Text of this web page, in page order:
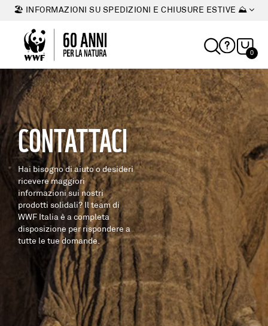
🏖 INFORMAZIONI SU SPEDIZIONI E CHIUSURE ESTIVE ⛰
0
CONTATTACI
Hai bisogno di aiuto o desideri
ricevere maggiori
informazioni sui nostri
prodotti solidali? Il team di
WWF Italia è a completa
disposizione per rispondere a
tutte le tue domande.